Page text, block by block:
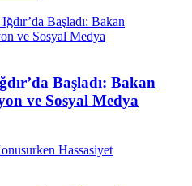
Başladı: Bakan
ve Sosyal Medya